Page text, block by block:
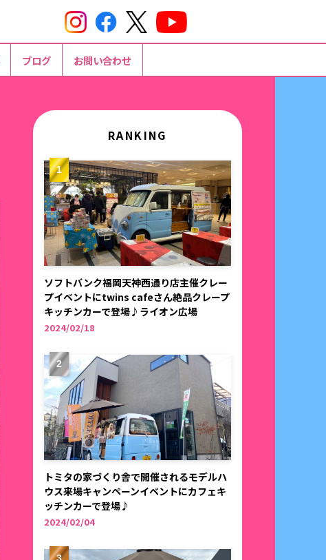
RANKING
ソフトバンク福岡天神西通り店主催クレー
プイベントにtwins cafeさん絶品クレープ
キッチンカーで登場♪ライオン広場
2024/02/18
トミタの家づくり舎で開催されるモデルハ
ウス来場キャンペーンイベントにカフェキ
ッチンカーで登場♪
2024/02/04
ブログ お問い合わせ